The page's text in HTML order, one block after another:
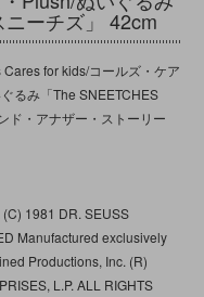
ニーチズ」 42cm
Cares for kids/コールズ・ケア
るみ「The SNEETCHES
ド・アナザー・ストーリー
(C) 1981 DR. SEUSS
Manufactured exclusively
Productions, Inc. (R)
L.P. ALL RIGHTS